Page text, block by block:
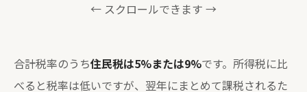
← スクロールできます →
合計税率のうち住民税は5%または9%です。所得税に比
べると税率は低いですが、翌年にまとめて課税されるた